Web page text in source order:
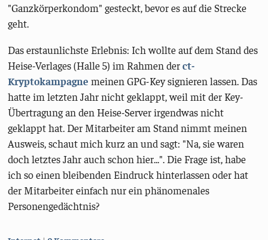
"Ganzkörperkondom" gesteckt, bevor es auf die Strecke
geht.
Das erstaunlichste Erlebnis: Ich wollte auf dem Stand des
Heise-Verlages (Halle 5) im Rahmen derct-
Kryptokampagne meinen GPG-Key signieren lassen. Das
hatte im letzten Jahr nicht geklappt, weil mit der Key-
Übertragung an den Heise-Server irgendwas nicht
geklappt hat. Der Mitarbeiter am Stand nimmt meinen
Ausweis, schaut mich kurz an und sagt: "Na, sie waren
doch letztes Jahr auch schon hier...". Die Frage ist, habe
ich so einen bleibenden Eindruck hinterlassen oder hat
der Mitarbeiter einfach nur ein phänomenales
Personengedächtnis?